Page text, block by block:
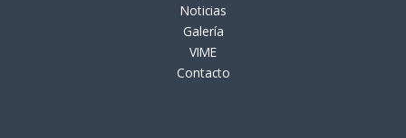
Noticias
Galería
VIME
Contacto